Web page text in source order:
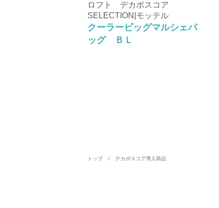
ロフト デカボスコア
SELECTION|モッテル
クーラービッグマルシェバ
ッグ ＢＬ
トップ デカボスコア導入商品